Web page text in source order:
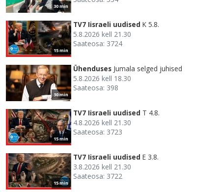
30 min
15 min
TV7 Iisraeli uudised K 5.8.
5.8.2026 kell 21.30
Saateosa: 3724
30 min
Ühenduses Jumala selged juhised
5.8.2026 kell 18.30
Saateosa: 398
15 min
TV7 Iisraeli uudised T 4.8.
4.8.2026 kell 21.30
Saateosa: 3723
15 min
TV7 Iisraeli uudised E 3.8.
3.8.2026 kell 21.30
Saateosa: 3722